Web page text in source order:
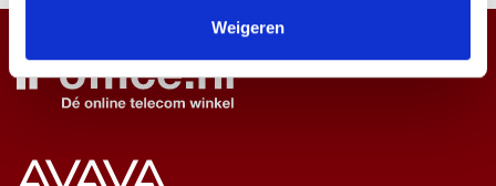
Weigeren